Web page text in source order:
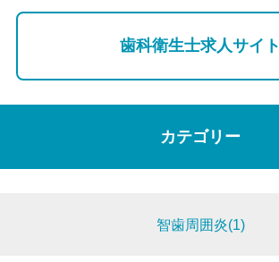
歯科衛生士求人サイト
カテゴリー
智歯周囲炎(1)